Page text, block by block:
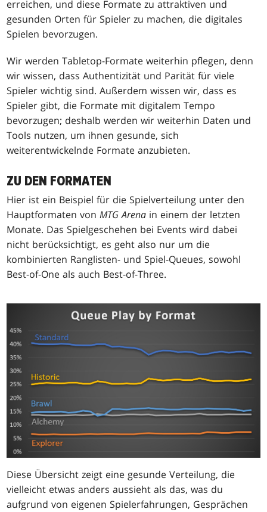
erreichen, und diese Formate zu attraktiven und
gesunden Orten für Spieler zu machen, die digitales
Spielen bevorzugen.
Wir werden Tabletop-Formate weiterhin pflegen, denn
wir wissen, dass Authentizität und Parität für viele
Spieler wichtig sind. Außerdem wissen wir, dass es
Spieler gibt, die Formate mit digitalem Tempo
bevorzugen; deshalb werden wir weiterhin Daten und
Tools nutzen, um ihnen gesunde, sich
weiterentwickelnde Formate anzubieten.
ZU DEN FORMATEN
Hier ist ein Beispiel für die Spielverteilung unter den
Hauptformaten vonMTG Arena in einem der letzten
Monate. Das Spielgeschehen bei Events wird dabei
nicht berücksichtigt, es geht also nur um die
kombinierten Ranglisten- und Spiel-Queues, sowohl
Best-of-One als auch Best-of-Three.
Diese Übersicht zeigt eine gesunde Verteilung, die
vielleicht etwas anders aussieht als das, was du
aufgrund von eigenen Spielerfahrungen, Gesprächen